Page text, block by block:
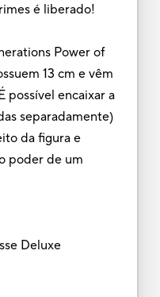
é liberado!
Power of
13 cm e vêm
possível encaixar a
separadamente)
da figura e
poder de um
Deluxe